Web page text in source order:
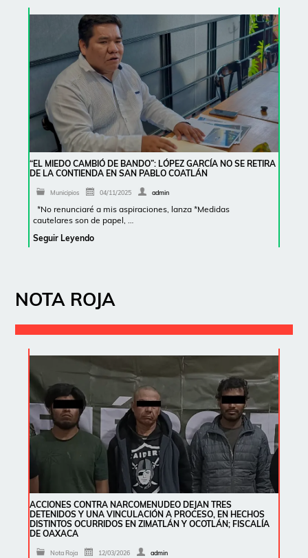
“EL MIEDO CAMBIÓ DE BANDO”: LÓPEZ GARCÍA NO SE RETIRA
DE LA CONTIENDA EN SAN PABLO COATLÁN
Municipios 04/11/2025 admin
*No renunciaré a mis aspiraciones, lanza *Medidas
cautelares son de papel, …
Seguir Leyendo
NOTA ROJA
ACCIONES CONTRA NARCOMENUDEO DEJAN TRES
DETENIDOS Y UNA VINCULACIÓN A PROCESO, EN HECHOS
DISTINTOS OCURRIDOS EN ZIMATLÁN Y OCOTLÁN; FISCALÍA
DE OAXACA
Nota Roja 12/03/2026 admin